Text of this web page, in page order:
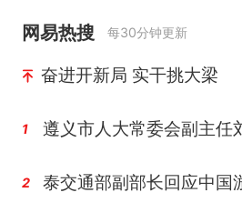
网易热搜 每30分钟更新
奋进开新局 实干挑大梁
1
2